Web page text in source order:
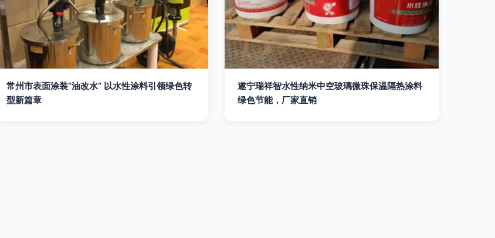
常州市表面涂装“油改水” 以水性涂料引领绿色转
型新篇章
遂宁瑞祥智水性纳米中空玻璃微珠保温隔热涂料
绿色节能，厂家直销